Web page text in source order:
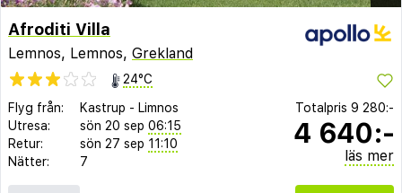
Afroditi Villa
Lemnos, Lemnos, Grekland
24°C
Flyg från:
Kastrup - Limnos
Utresa:
sön 20 sep 06:15
Retur:
sön 27 sep 11:10
Nätter:
7
Totalpris 9 280:-
4 640:-
läs mer